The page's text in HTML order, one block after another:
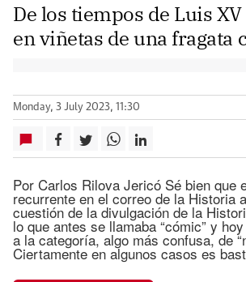
De los tiempos de Luis
en viñetas de una fragata
Monday, 3 July 2023, 11:30
Por Carlos Rilova Jericó Sé bien que
recurrente en el correo de la Historia
cuestión de la divulgación de la
lo que antes se llamaba “cómic” y
a la categoría, algo más confusa, de
Ciertamente en algunos casos es